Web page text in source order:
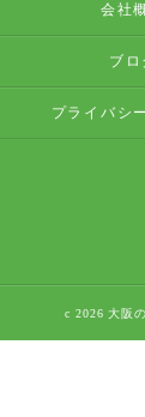
会社
ブロ
プライバシ
c 2026 大阪